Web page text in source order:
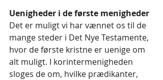
Uenigheder i de første menigheder
Det er muligt vi har vænnet os til de
mange steder i Det Nye Testamente,
hvor de første kristne er uenige om
alt muligt. I korintermenigheden
sloges de om, hvilke prædikanter,